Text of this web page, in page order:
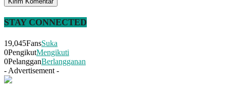
STAY CONNECTED
19,045FansSuka
0PengikutMengikuti
0PelangganBerlangganan
- Advertisement -